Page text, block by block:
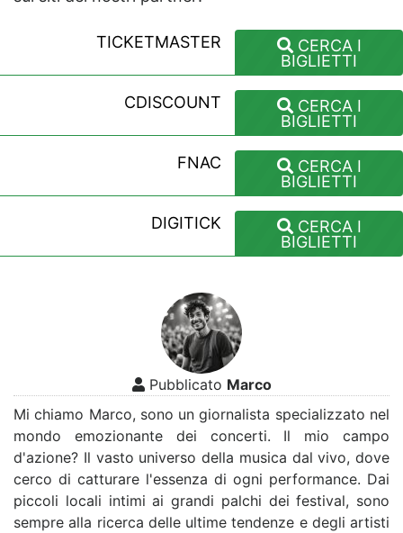
TICKETMASTER
CERCA I
BIGLIETTI
CDISCOUNT
CERCA I
BIGLIETTI
FNAC
CERCA I
BIGLIETTI
DIGITICK
CERCA I
BIGLIETTI
Pubblicato Marco
Mi chiamo Marco, sono un giornalista specializzato nel
mondo emozionante dei concerti. Il mio campo
d'azione? Il vasto universo della musica dal vivo, dove
cerco di catturare l'essenza di ogni performance. Dai
piccoli locali intimi ai grandi palchi dei festival, sono
sempre alla ricerca delle ultime tendenze e degli artisti